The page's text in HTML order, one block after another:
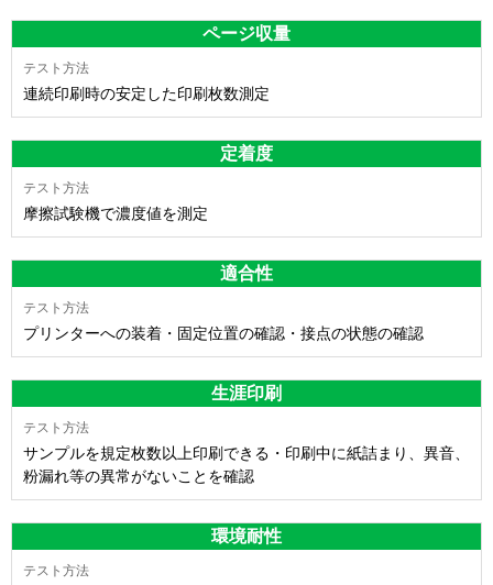
ページ収量
連続印刷時の安定した印刷枚数測定
定着度
摩擦試験機で濃度値を測定
適合性
プリンターへの装着・固定位置の確認・接点の状態の確認
生涯印刷
サンプルを規定枚数以上印刷できる・印刷中に紙詰まり、異音、
粉漏れ等の異常がないことを確認
環境耐性